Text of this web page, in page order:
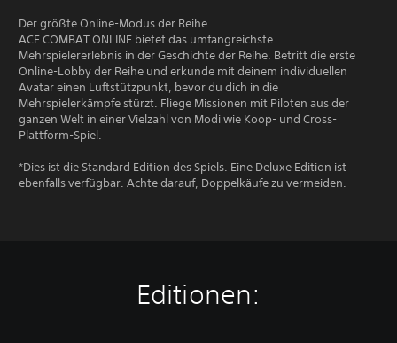
Der größte Online-Modus der Reihe
ACE COMBAT ONLINE bietet das umfangreichste
Mehrspielererlebnis in der Geschichte der Reihe. Betritt die erste
Online-Lobby der Reihe und erkunde mit deinem individuellen
Avatar einen Luftstützpunkt, bevor du dich in die
Mehrspielerkämpfe stürzt. Fliege Missionen mit Piloten aus der
ganzen Welt in einer Vielzahl von Modi wie Koop- und Cross-
Plattform-Spiel.
*Dies ist die Standard Edition des Spiels. Eine Deluxe Edition ist
ebenfalls verfügbar. Achte darauf, Doppelkäufe zu vermeiden.
Editionen: